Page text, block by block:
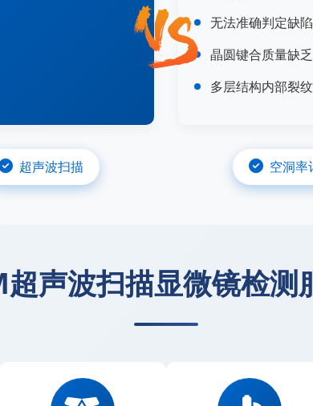
无法准确判定缺
晶圆键合质量缺
多层结构内部裂
超声波扫描 空洞率
超声波扫描显微镜检测